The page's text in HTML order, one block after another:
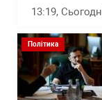
13:19,
Політика